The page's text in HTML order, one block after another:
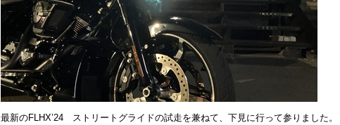
最新のFLHX’24 ストリートグライドの試走を兼ねて、下見に行って参りました。